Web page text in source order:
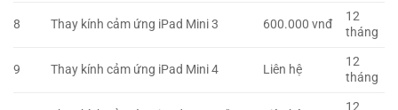
8 Thay kính cảm ứng iPad Mini 3 600.000 vnđ
12
tháng
9 Thay kính cảm ứng iPad Mini 4 Liên hệ
12
tháng
12